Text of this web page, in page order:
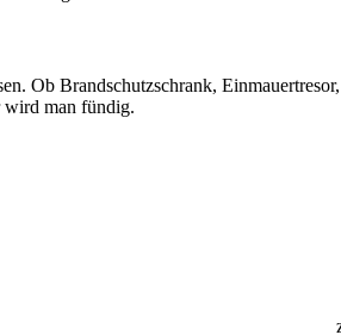
Ob Brandschutzschrank,
wird man fündig.